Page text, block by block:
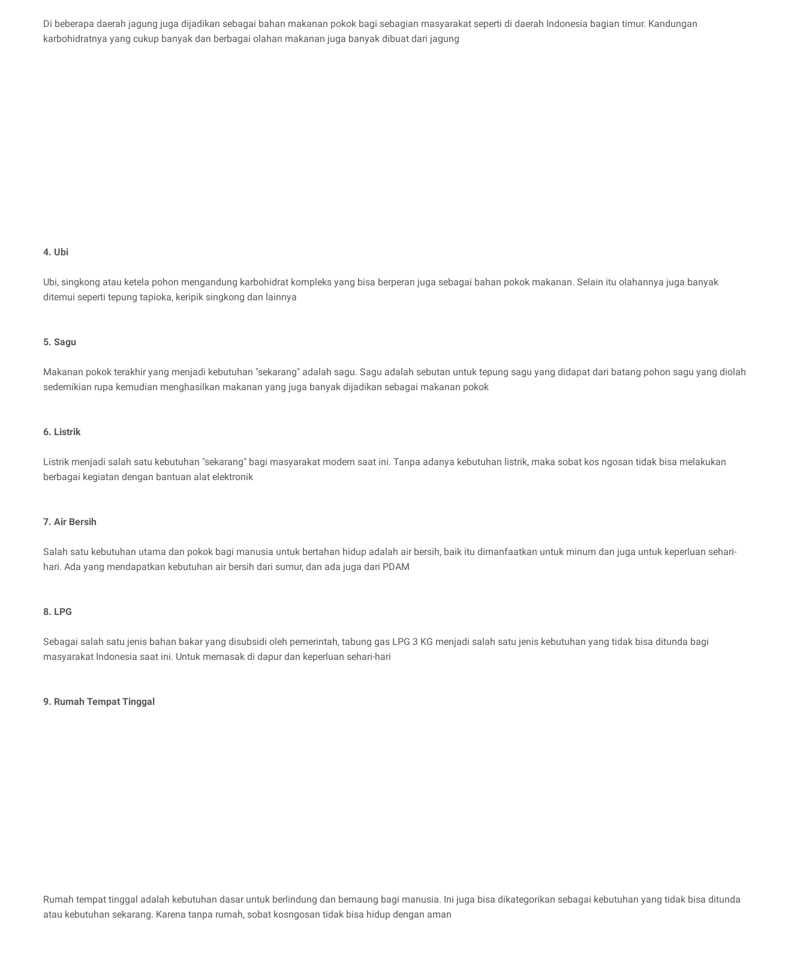
Di beberapa daerah jagung juga dijadikan sebagai bahan makanan pokok bagi sebagian masyarakat seperti di daerah Indonesia bagian timur. Kandungan
karbohidratnya yang cukup banyak dan berbagai olahan makanan juga banyak dibuat dari jagung
4. Ubi
Ubi, singkong atau ketela pohon mengandung karbohidrat kompleks yang bisa berperan juga sebagai bahan pokok makanan. Selain itu olahannya juga banyak
ditemui seperti tepung tapioka, keripik singkong dan lainnya
5. Sagu
Makanan pokok terakhir yang menjadi kebutuhan "sekarang" adalah sagu. Sagu adalah sebutan untuk tepung sagu yang didapat dari batang pohon sagu yang diolah
sedemikian rupa kemudian menghasilkan makanan yang juga banyak dijadikan sebagai makanan pokok
6. Listrik
Listrik menjadi salah satu kebutuhan "sekarang" bagi masyarakat modern saat ini. Tanpa adanya kebutuhan listrik, maka sobat kos ngosan tidak bisa melakukan
berbagai kegiatan dengan bantuan alat elektronik
7. Air Bersih
Salah satu kebutuhan utama dan pokok bagi manusia untuk bertahan hidup adalah air bersih, baik itu dimanfaatkan untuk minum dan juga untuk keperluan sehari-
hari. Ada yang mendapatkan kebutuhan air bersih dari sumur, dan ada juga dari PDAM
8. LPG
Sebagai salah satu jenis bahan bakar yang disubsidi oleh pemerintah, tabung gas LPG 3 KG menjadi salah satu jenis kebutuhan yang tidak bisa ditunda bagi
masyarakat Indonesia saat ini. Untuk memasak di dapur dan keperluan sehari-hari
9. Rumah Tempat Tinggal
Rumah tempat tinggal adalah kebutuhan dasar untuk berlindung dan bernaung bagi manusia. Ini juga bisa dikategorikan sebagai kebutuhan yang tidak bisa ditunda
atau kebutuhan sekarang. Karena tanpa rumah, sobat kosngosan tidak bisa hidup dengan aman